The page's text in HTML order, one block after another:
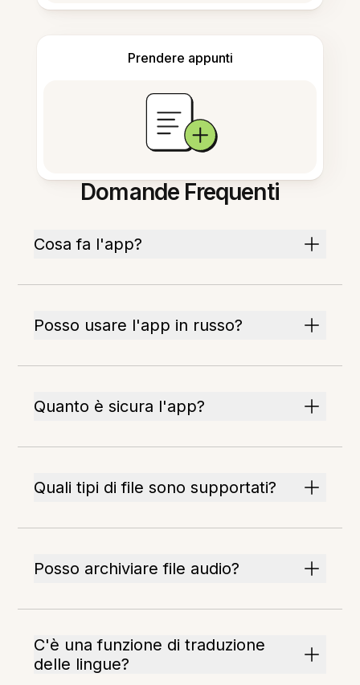
Prendere appunti
Domande Frequenti
Cosa fa l'app?
Posso usare l'app in russo?
Quanto è sicura l'app?
Quali tipi di file sono supportati?
Posso archiviare file audio?
C'è una funzione di traduzione
delle lingue?